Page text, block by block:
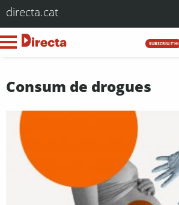
directa.cat
SUBSCRIU-T'HI
Consum de drogues